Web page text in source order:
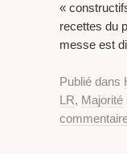
«
recettes du
messe est
Publié dans
LR, Majorité